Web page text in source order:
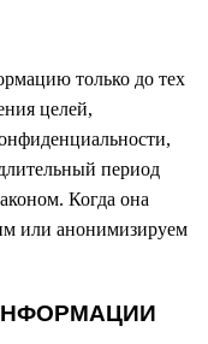
только до тех
целей,
период
Когда она
или анонимизируем